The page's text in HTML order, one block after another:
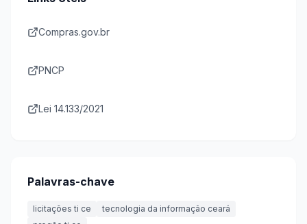
Compras.gov.br
PNCP
Lei 14.133/2021
Palavras-chave
licitações ti ce
tecnologia da informação ceará